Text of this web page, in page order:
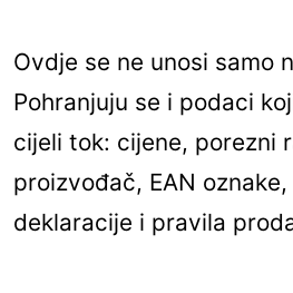
Ovdje se ne unosi samo
Pohranjuju se i podaci
cijeli tok: cijene, porezni
proizvođač, EAN oznake,
deklaracije i pravila